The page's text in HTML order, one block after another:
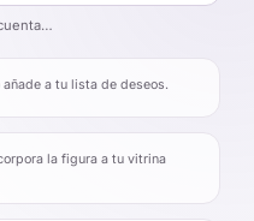
añade a tu lista de deseos.
la figura a tu vitrina